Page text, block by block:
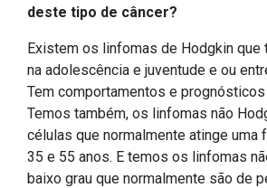
deste tipo de câncer?
Existem os linfomas de Hodgkin que
na adolescência e juventude e ou
Tem comportamentos e
Temos também, os linfomas não
células que normalmente atinge uma
35 e 55 anos. E temos os linfomas
baixo grau que normalmente são de